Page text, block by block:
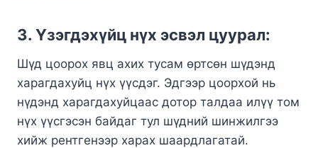
3. Үзэгдэхүйц нүх эсвэл цуурал:
Шүд цоорох явц ахих тусам өртсөн шүдэнд
харагдахуйц нүх үүсдэг. Эдгээр цоорхой нь
нүдэнд харагдахуйцаас дотор талдаа илүү том
нүх үүсгэсэн байдаг тул шүдний шинжилгээ
хийж рентгенээр харах шаардлагатай.